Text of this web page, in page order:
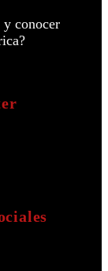
y conocer